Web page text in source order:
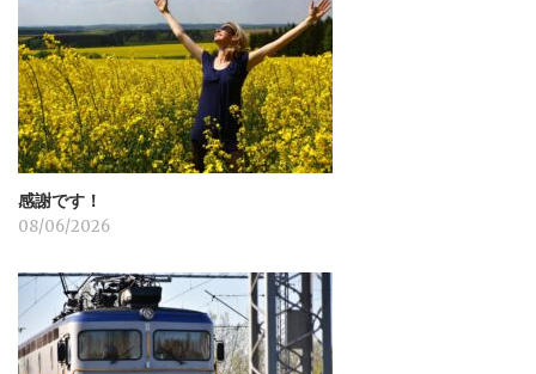
ョ
ン
感謝です！
08/06/2026